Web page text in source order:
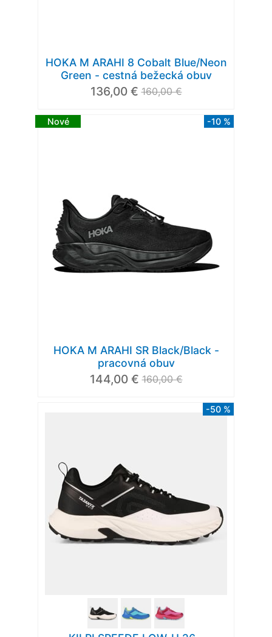
HOKA M ARAHI 8 Cobalt Blue/Neon
Green - cestná bežecká obuv
136,00 € 160,00 €
Nové -10 %
HOKA M ARAHI SR Black/Black -
pracovná obuv
144,00 € 160,00 €
-50 %